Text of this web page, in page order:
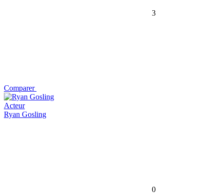
3
Comparer
Acteur
Ryan Gosling
0